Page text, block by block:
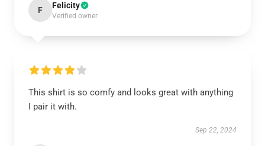
F Felicity
Verified owner
This shirt is so comfy and looks great with anything
I pair it with.
Sep 22, 2024